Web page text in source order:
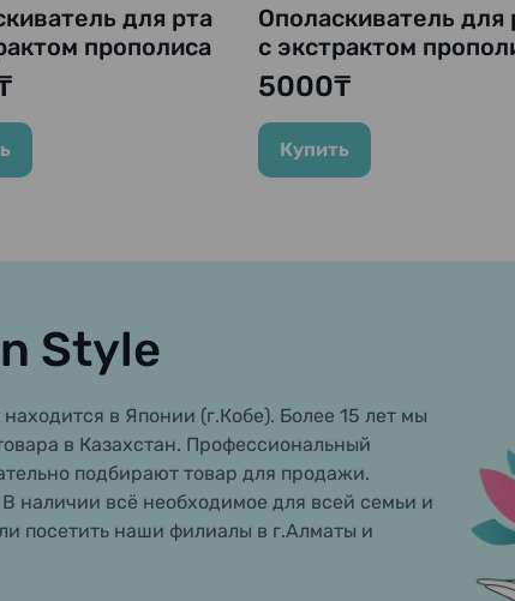
для рта
прополиса
листа
Pure -
FREE", 600 мл.
Ополаскиватель для
с экстрактом
и чайного листа
"Propolinse", 600 мл.
5000₸
Купить
Style
в Японии (г.Кобе). Более 15 лет мы
в Казахстан. Профессиональный
подбирают товар для продажи.
наличии всё необходимое для всей семьи и
посетить наши филиалы в г.Алматы и